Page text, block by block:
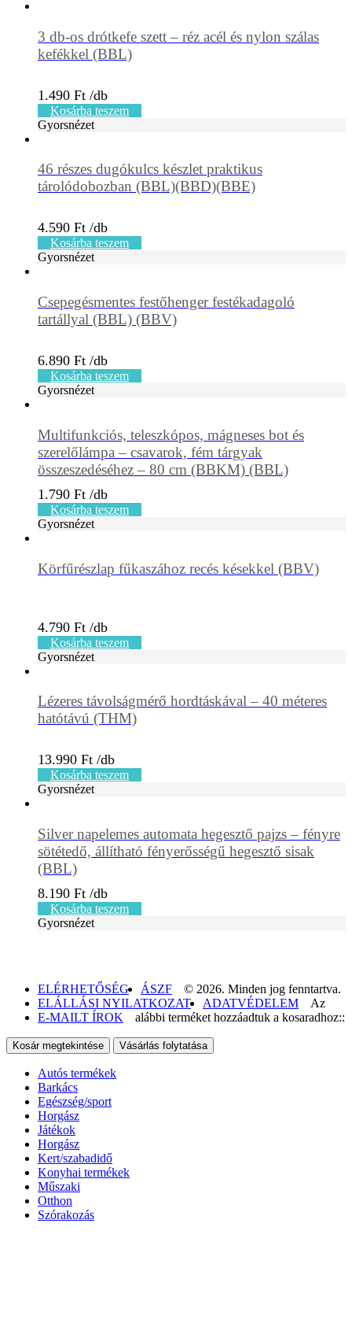
3 db-os drótkefe szett – réz acél és nylon szálas
kefékkel (BBL)
1.490 Ft
Kosárba teszem
Gyorsnézet
46 részes dugókulcs készlet praktikus
tárolódobozban (BBL)(BBD)(BBE)
4.590 Ft
Kosárba teszem
Gyorsnézet
Csepegésmentes festőhenger festékadagoló
tartállyal (BBL) (BBV)
6.890 Ft
Kosárba teszem
Gyorsnézet
Multifunkciós, teleszkópos, mágneses bot és
szerelőlámpa – csavarok, fém tárgyak
összeszedéséhez – 80 cm (BBKM) (BBL)
1.790 Ft
Kosárba teszem
Gyorsnézet
Körfűrészlap fűkaszához recés késekkel (BBV)
4.790 Ft
Kosárba teszem
Gyorsnézet
Lézeres távolságmérő hordtáskával – 40 méteres
hatótávú (THM)
13.990 Ft
Kosárba teszem
Gyorsnézet
Silver napelemes automata hegesztő pajzs – fényre
sötétedő, állítható fényerősségű hegesztő sisak
(BBL)
8.190 Ft
Kosárba teszem
Gyorsnézet
ELÉRHETŐSÉG
ÁSZF
ELÁLLÁSI NYILATKOZAT
ADATVÉDELEM
E-MAILT ÍROK
© 2026. Minden jog fenntartva.
Az
alábbi terméket hozzáadtuk a kosaradhoz::
Kosár megtekintése Vásárlás folytatása
Autós termékek
Barkács
Egészség/sport
Horgász
Játékok
Horgász
Kert/szabadidő
Konyhai termékek
Műszaki
Otthon
Szórakozás